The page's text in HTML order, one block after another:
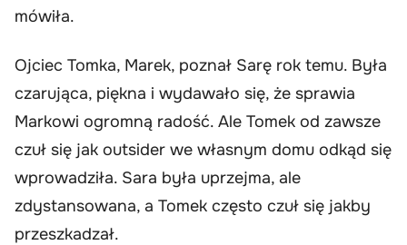
mówiła.
Ojciec Tomka, Marek, poznał Sarę rok temu. Była
czarująca, piękna i wydawało się, że sprawia
Markowi ogromną radość. Ale Tomek od zawsze
czuł się jak outsider we własnym domu odkąd się
wprowadziła. Sara była uprzejma, ale
zdystansowana, a Tomek często czuł się jakby
przeszkadzał.